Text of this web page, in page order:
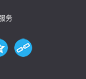
务